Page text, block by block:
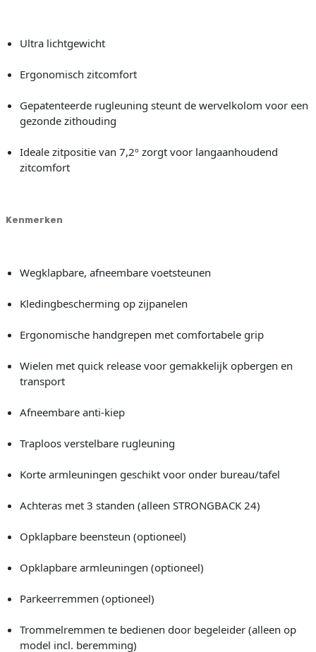
Ultra lichtgewicht
Ergonomisch zitcomfort
Gepatenteerde rugleuning steunt de wervelkolom voor een
gezonde zithouding
Ideale zitpositie van 7,2º zorgt voor langaanhoudend
zitcomfort
Kenmerken
Wegklapbare, afneembare voetsteunen
Kledingbescherming op zijpanelen
Ergonomische handgrepen met comfortabele grip
Wielen met quick release voor gemakkelijk opbergen en
transport
Afneembare anti-kiep
Traploos verstelbare rugleuning
Korte armleuningen geschikt voor onder bureau/tafel
Achteras met 3 standen (alleen STRONGBACK 24)
Opklapbare beensteun (optioneel)
Opklapbare armleuningen (optioneel)
Parkeerremmen (optioneel)
Trommelremmen te bedienen door begeleider (alleen op
model incl. beremming)